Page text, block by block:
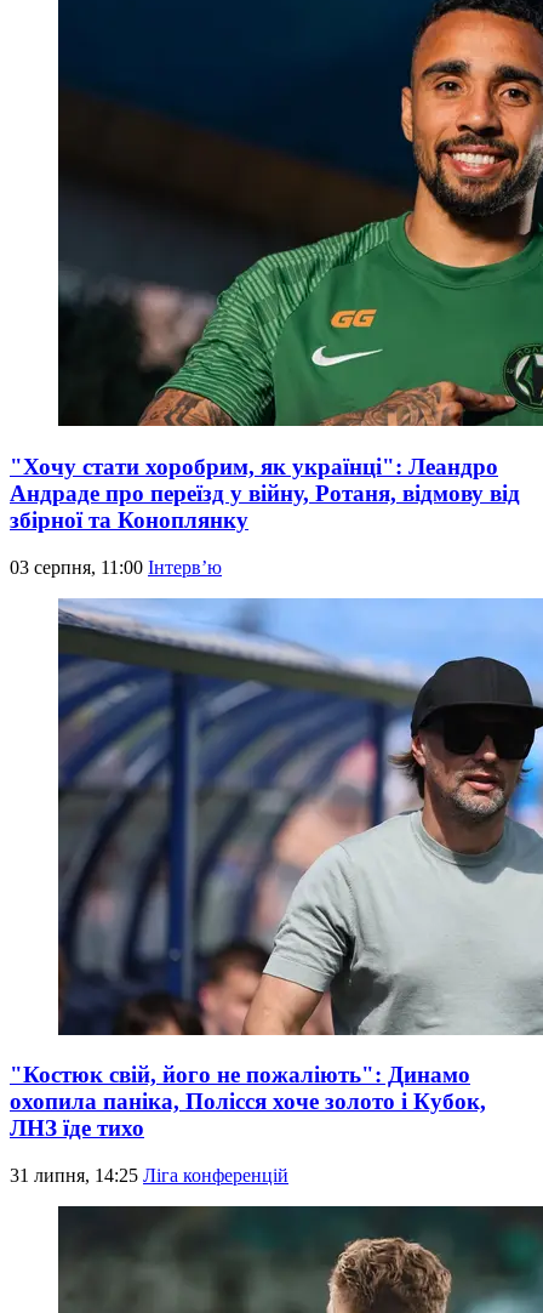
"Хочу стати хоробрим, як українці": Леандро
Андраде про переїзд у війну, Ротаня, відмову від
збірної та Коноплянку
03 серпня, 11:00 Інтерв’ю
"Костюк свій, його не пожаліють": Динамо
охопила паніка, Полісся хоче золото і Кубок,
ЛНЗ їде тихо
31 липня, 14:25 Ліга конференцій